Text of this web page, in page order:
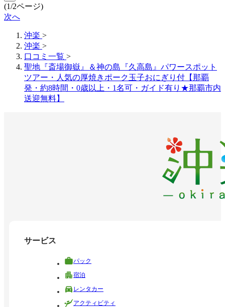
(1/2ページ)
次へ
沖楽 >
沖楽 >
口コミ一覧 >
聖地『斎場御嶽』＆神の島『久高島』パワースポット
ツアー・人気の厚焼きポーク玉子おにぎり付【那覇
発・約8時間・0歳以上・1名可・ガイド有り★那覇市内
送迎無料】
サービス
パック
宿泊
レンタカー
アクティビティ